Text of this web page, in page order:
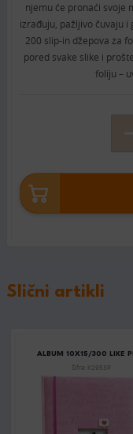
njemu će pronaći svoje
izrađuju, pažljivo čuvaju
200 slip-in džepova za
pored svake slike i
foliju –
Slični artikli
ALBUM 10X15/300 LIKE
Šifra: K2953P